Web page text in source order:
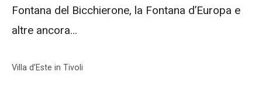
Fontana del Bicchierone, la Fontana d’Europa e
altre ancora…
Villa d’Este in Tivoli